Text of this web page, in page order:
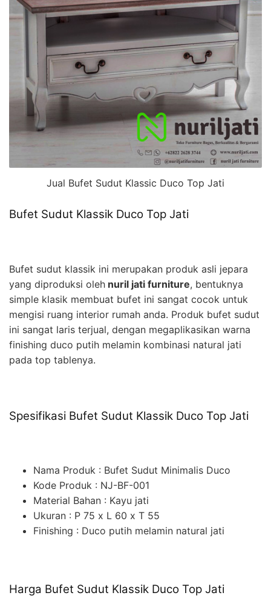
Jual Bufet Sudut Klassic Duco Top Jati
Bufet Sudut Klassik Duco Top Jati
Bufet sudut klassik ini merupakan produk asli jepara
yang diproduksi oleh nuril jati furniture, bentuknya
simple klasik membuat bufet ini sangat cocok untuk
mengisi ruang interior rumah anda. Produk bufet sudut
ini sangat laris terjual, dengan megaplikasikan warna
finishing duco putih melamin kombinasi natural jati
pada top tablenya.
Spesifikasi Bufet Sudut Klassik Duco Top Jati
Nama Produk : Bufet Sudut Minimalis Duco
Kode Produk : NJ-BF-001
Material Bahan : Kayu jati
Ukuran : P 75 x L 60 x T 55
Finishing : Duco putih melamin natural jati
Harga Bufet Sudut Klassik Duco Top Jati